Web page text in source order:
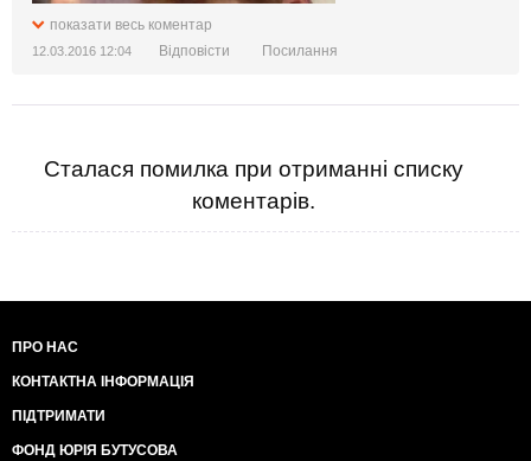
показати весь коментар
12.03.2016 12:04 Відповісти Посилання
Сталася помилка при отриманні списку
коментарів.
ПРО НАС
КОНТАКТНА ІНФОРМАЦІЯ
ПІДТРИМАТИ
ФОНД ЮРІЯ БУТУСОВА